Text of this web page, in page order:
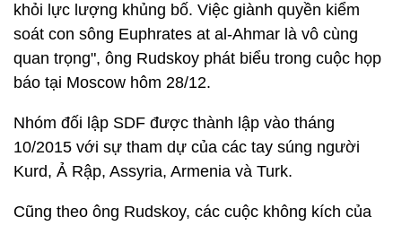
khỏi lực lượng khủng bố. Việc giành quyền kiểm
soát con sông Euphrates at al-Ahmar là vô cùng
quan trọng", ông Rudskoy phát biểu trong cuộc họp
báo tại Moscow hôm 28/12.
Nhóm đối lập SDF được thành lập vào tháng
10/2015 với sự tham dự của các tay súng người
Kurd, Ả Rập, Assyria, Armenia và Turk.
Cũng theo ông Rudskoy, các cuộc không kích của